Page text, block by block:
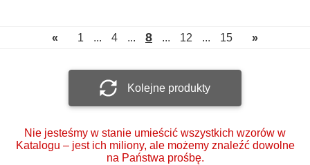
« 1 ... 4 ... 8 ... 12 ... 15 »
Kolejne produkty
Nie jesteśmy w stanie umieścić wszystkich wzorów w
Katalogu – jest ich miliony, ale możemy znaleźć dowolne
na Państwa prośbę.